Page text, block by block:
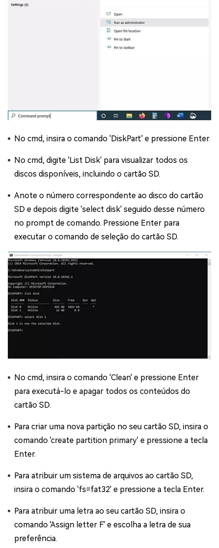
No cmd, insira o comando 'DiskPart' e pressione Enter.
No cmd, digite 'List Disk' para visualizar todos os
discos disponíveis, incluindo o cartão SD.
Anote o número correspondente ao disco do cartão
SD e depois digite 'select disk' seguido desse número
no prompt de comando. Pressione Enter para
executar o comando de seleção do cartão SD.
No cmd, insira o comando 'Clean' e pressione Enter
para executá-lo e apagar todos os conteúdos do
cartão SD.
Para criar uma nova partição no seu cartão SD, insira o
comando 'create partition primary' e pressione a tecla
Enter.
Para atribuir um sistema de arquivos ao cartão SD,
insira o comando 'fs=fat32' e pressione a tecla Enter.
Para atribuir uma letra ao seu cartão SD, insira o
comando 'Assign letter F' e escolha a letra de sua
preferência.